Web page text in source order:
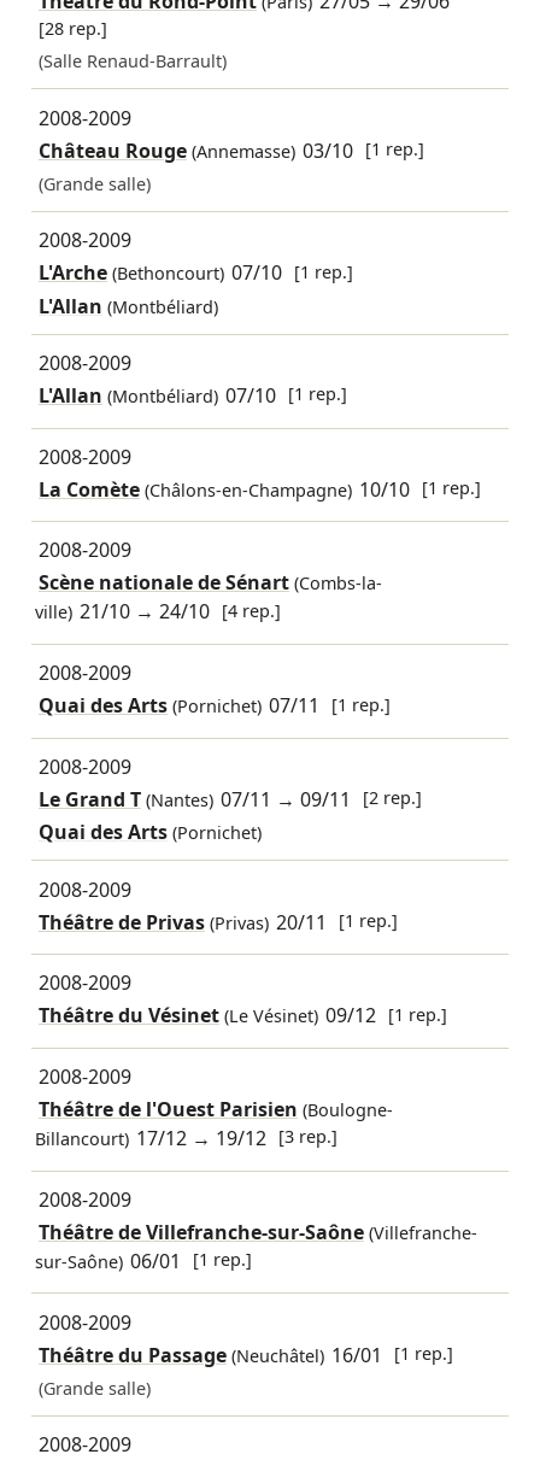
[28 rep.]
(Salle Renaud-Barrault)
2008-2009
Château Rouge(Annemasse) 03/10 [1 rep.]
(Grande salle)
2008-2009
L'Arche(Bethoncourt) 07/10 [1 rep.]
L'Allan (Montbéliard)
2008-2009
L'Allan (Montbéliard) 07/10 [1 rep.]
2008-2009
La Comète(Châlons-en-Champagne) 10/10 [1 rep.]
2008-2009
Scène nationale de Sénart(Combs-la-
ville) 21/10 →24/10 [4 rep.]
2008-2009
Quai des Arts(Pornichet) 07/11 [1 rep.]
2008-2009
Le Grand T(Nantes) 07/11 →09/11 [2 rep.]
Quai des Arts (Pornichet)
2008-2009
Théâtre de Privas(Privas) 20/11 [1 rep.]
2008-2009
Théâtre du Vésinet(Le Vésinet) 09/12 [1 rep.]
2008-2009
Théâtre de l'Ouest Parisien (Boulogne-
Billancourt) 17/12 → 19/12 [3 rep.]
2008-2009
Théâtre de Villefranche-sur-Saône(Villefranche-
sur-Saône) 06/01 [1 rep.]
2008-2009
Théâtre du Passage(Neuchâtel) 16/01
[1 rep.]
(Grande salle)
2008-2009